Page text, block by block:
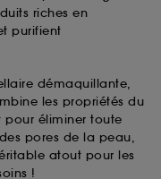
riches en
purifient
démaquillante,
les propriétés du
éliminer toute
pores de la peau,
atout pour les
!